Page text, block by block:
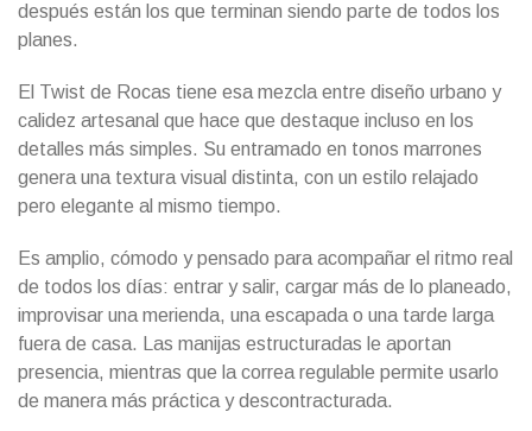
después están los que terminan siendo parte de todos los
planes.
El Twist de Rocas tiene esa mezcla entre diseño urbano y
calidez artesanal que hace que destaque incluso en los
detalles más simples. Su entramado en tonos marrones
genera una textura visual distinta, con un estilo relajado
pero elegante al mismo tiempo.
Es amplio, cómodo y pensado para acompañar el ritmo real
de todos los días: entrar y salir, cargar más de lo planeado,
improvisar una merienda, una escapada o una tarde larga
fuera de casa. Las manijas estructuradas le aportan
presencia, mientras que la correa regulable permite usarlo
de manera más práctica y descontracturada.